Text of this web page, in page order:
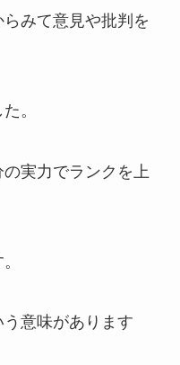
みて意見や批判を
。
実力でランクを上
意味があります